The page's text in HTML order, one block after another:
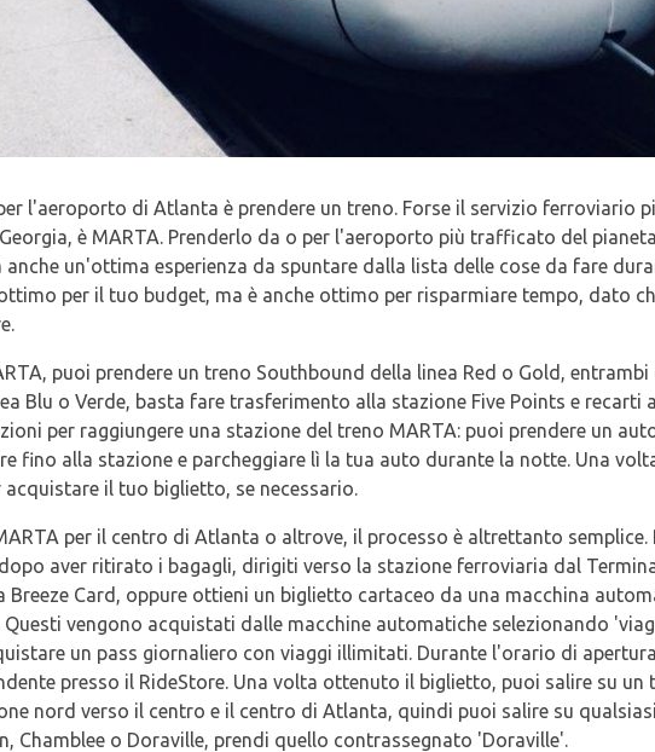
l'aeroporto di Atlanta è prendere un treno. Forse il servizio ferroviario
è MARTA. Prenderlo da o per l'aeroporto più trafficato del
un'ottima esperienza da spuntare dalla lista delle cose da fare
per il tuo budget, ma è anche ottimo per risparmiare tempo, dato
puoi prendere un treno Southbound della linea Red o Gold, entrambi
Blu o Verde, basta fare trasferimento alla stazione Five Points e recarti
per raggiungere una stazione del treno MARTA: puoi prendere un
fino alla stazione e parcheggiare lì la tua auto durante la notte. Una
il tuo biglietto, se necessario.
per il centro di Atlanta o altrove, il processo è altrettanto semplice.
aver ritirato i bagagli, dirigiti verso la stazione ferroviaria dal
Card, oppure ottieni un biglietto cartaceo da una macchina
vengono acquistati dalle macchine automatiche selezionando
un pass giornaliero con viaggi illimitati. Durante l'orario di
presso il RideStore. Una volta ottenuto il biglietto, puoi salire su un
nord verso il centro e il centro di Atlanta, quindi puoi salire su
Chamblee o Doraville, prendi quello contrassegnato 'Doraville'.